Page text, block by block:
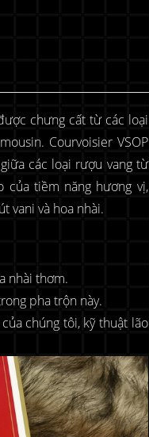
chưng cất từ các loại
Courvoisier VSOP
các loại rượu vang từ
của tiềm năng hương vị,
vani và hoa nhài.
nhài thơm.
pha trộn này.
chúng tôi, kỹ thuật lão